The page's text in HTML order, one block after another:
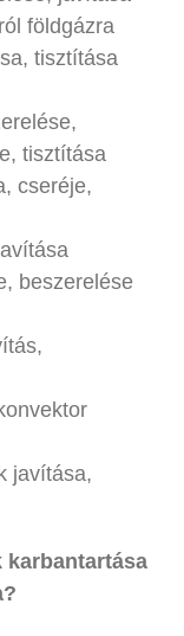
földgázra
tisztítása
tisztítása
cseréje,
beszerelése
javítása,
karbantartása